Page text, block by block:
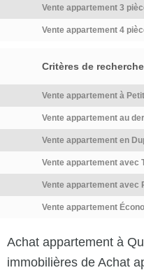
Vente appartement 3
Vente appartement 4
Critères de recherche
Vente appartement à
Vente appartement au
Vente appartement en
Vente appartement avec
Vente appartement avec
Vente appartement
Achat appartement à
immobilières de Achat